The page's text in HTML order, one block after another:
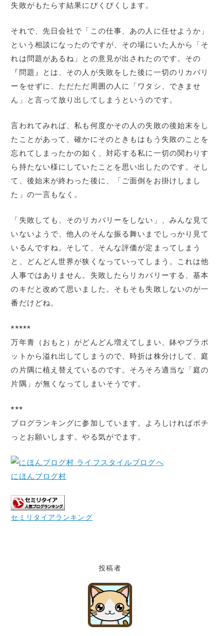
失敗がもたらす結果にびくびくします。
それで、先日会社で「この仕事、あの人に任せようか」
という相談になったのですが、その場にいた人から「そ
れは問題があるね」との意見が出されたのです。その
『問題』とは、その人が失敗をした後に一切のリカバリ
ーをせずに、ただただ周囲の人に「ワタシ、できませ
ん」と言って放り出してしまうというのです。
言われてみれば、私も何度かその人の失敗の後始末をし
たことがあって、確かにそのときもはもう失敗のことを
忘れてしまったかの如く、対応する私に一切の関わりす
ら持たない様にしていたことを思い出したのです。そし
て、後始末が終わった後に、「ご面倒をお掛けしまし
た」の一言もなく。
「失敗しても、そのリカバリーをしない」、みんな見て
いないようで、他人のそんな振る舞いまでしっかり見て
いるんですね。そして、そんな評価が定まってしまう
と、どんどん世界が狭くなっていってしまう。これは他
人事ではありません。失敗したらリカバリーする、基本
のキだと改めて思いました。そもそも失敗しないのが一
番だけどね。
*****
万年青（おもと）がどんどん増えてしまい、鉢やプラポ
ットから溢れ出してしまうので、時折は株分けして、庭
の片隅に植え替えているのです。そろそろ適当な「庭の
片隅」が無くなってしまいそうです。
***
ブログランキングに参加しています。よろしければポチ
っとお願いします。やる気がでます。
にほんブログ村
セミリタイアランキング
投稿者